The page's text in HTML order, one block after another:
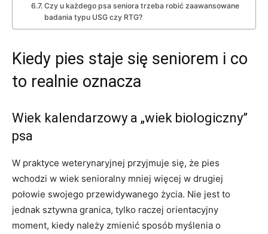
Czy u każdego psa seniora trzeba robić zaawansowane
badania typu USG czy RTG?
Kiedy pies staje się seniorem i co
to realnie oznacza
Wiek kalendarzowy a „wiek biologiczny”
psa
W praktyce weterynaryjnej przyjmuje się, że pies
wchodzi w wiek senioralny mniej więcej w drugiej
połowie swojego przewidywanego życia. Nie jest to
jednak sztywna granica, tylko raczej orientacyjny
moment, kiedy należy zmienić sposób myślenia o